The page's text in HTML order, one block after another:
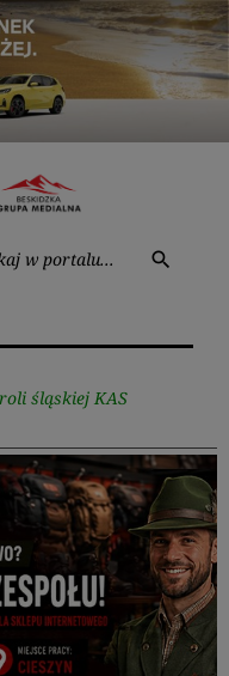
search
śląskiej KAS